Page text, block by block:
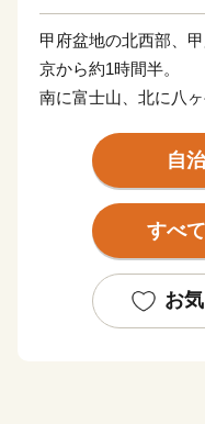
甲府盆地の北西部、
京から約1時間半。
南に富士山、北に八
朝な夕なに四季折々
きながら、
75,000人超の人々が
■お礼品は入金確認
受取日指定はできま
自
すべ
お